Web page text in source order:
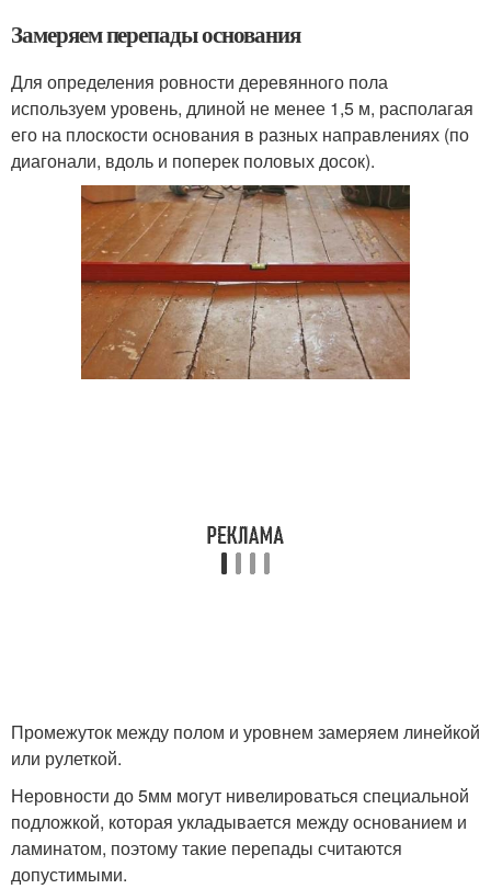
Замеряем перепады основания
Для определения ровности деревянного пола
используем уровень, длиной не менее 1,5 м, располагая
его на плоскости основания в разных направлениях (по
диагонали, вдоль и поперек половых досок).
Промежуток между полом и уровнем замеряем линейкой
или рулеткой.
Неровности до 5мм могут нивелироваться специальной
подложкой, которая укладывается между основанием и
ламинатом, поэтому такие перепады считаются
допустимыми.